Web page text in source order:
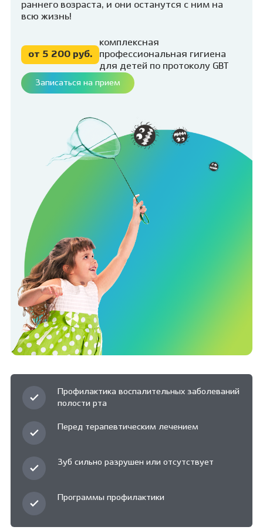
раннего возраста, и они останутся с ним на
всю жизнь!
от 5 200 руб.
комплексная
профессиональная гигиена
для детей по протоколу GBT
Записаться на прием
Профилактика воспалительных заболеваний
полости рта
Перед терапевтическим лечением
Зуб сильно разрушен или отсутствует
Программы профилактики